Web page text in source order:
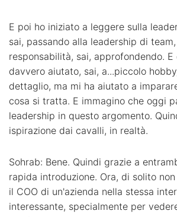
E poi ho iniziato a leggere sulla
sai, passando alla leadership di
responsabilità, sai, approfondendo. E
davvero aiutato, sai, a...piccolo
dettaglio, ma mi ha aiutato a
cosa si tratta. E immagino che oggi
leadership in questo argomento.
ispirazione dai cavalli, in realtà.
Sohrab: Bene. Quindi grazie a
rapida introduzione. Ora, di solito
il COO di un'azienda nella stessa
interessante, specialmente per